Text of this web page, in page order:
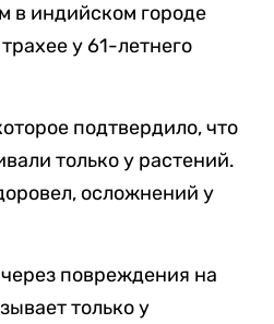
в индийском городе
у 61-летнего
подтвердило, что
только у растений.
осложнений у
повреждения на
только у